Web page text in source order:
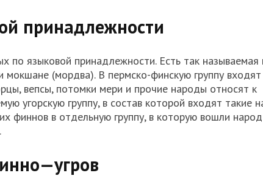
принадлежности
по языковой принадлежности. Есть так называемая
мокшане (мордва). В пермско-финскую группу
, вепсы, потомки мери и прочие народы относят к
угорскую группу, в состав которой входят такие
финнов в отдельную группу, в которую вошли
—угров